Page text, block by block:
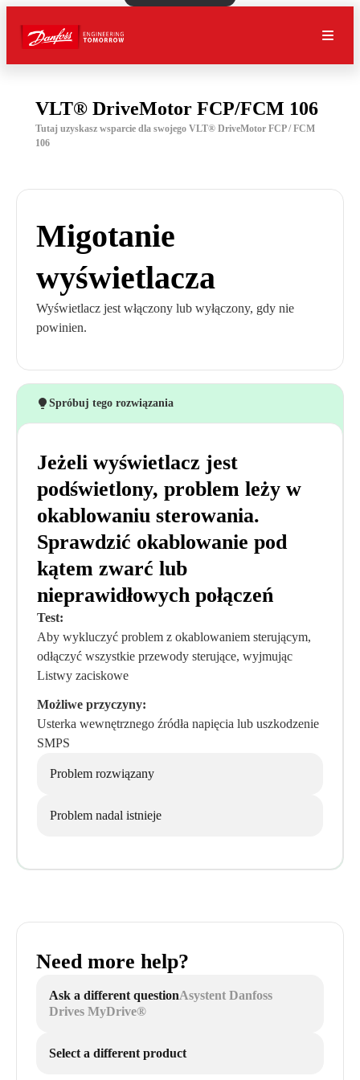
VLT® DriveMotor FCP/FCM 106
Tutaj uzyskasz wsparcie dla swojego VLT® DriveMotor FCP / FCM
106
Migotanie
wyświetlacza
Wyświetlacz jest włączony lub wyłączony, gdy nie
powinien.
Spróbuj tego rozwiązania
Jeżeli wyświetlacz jest
podświetlony, problem leży w
okablowaniu sterowania.
Sprawdzić okablowanie pod
kątem zwarć lub
nieprawidłowych połączeń
Test:
Aby wykluczyć problem z okablowaniem sterującym,
odłączyć wszystkie przewody sterujące, wyjmując
Listwy zaciskowe
Możliwe przyczyny:
Usterka wewnętrznego źródła napięcia lub uszkodzenie
SMPS
Problem rozwiązany
Problem nadal istnieje
Need more help?
Ask a different questionAsystent Danfoss
Drives MyDrive®
Select a different product